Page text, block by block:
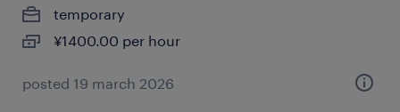
temporary
¥1400.00 per hour
posted 19 march 2026